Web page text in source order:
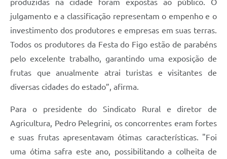
julgamento e a classificação representam o empenho e o
investimento dos produtores e empresas em suas terras.
Todos os produtores da Festa do Figo estão de parabéns
pelo excelente trabalho, garantindo uma exposição de
frutas que anualmente atrai turistas e visitantes de
diversas cidades do estado”, afirma.
Para o presidente do Sindicato Rural e diretor de
Agricultura, Pedro Pelegrini, os concorrentes eram fortes
e suas frutas apresentavam ótimas características. "Foi
uma ótima safra este ano, possibilitando a colheita de